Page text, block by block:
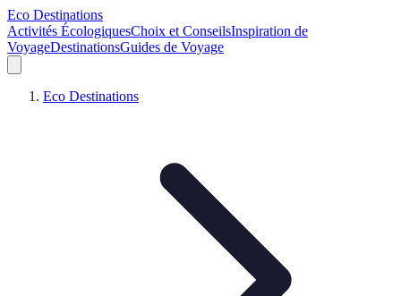
Eco Destinations
Activités ÉcologiquesChoix et ConseilsInspiration de
VoyageDestinationsGuides de Voyage
Eco Destinations